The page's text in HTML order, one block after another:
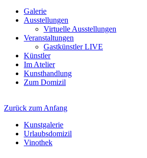
Galerie
Ausstellungen
Virtuelle Ausstellungen
Veranstaltungen
Gastkünstler LIVE
Künstler
Im Atelier
Kunsthandlung
Zum Domizil
Zurück zum Anfang
Kunstgalerie
Urlaubsdomizil
Vinothek